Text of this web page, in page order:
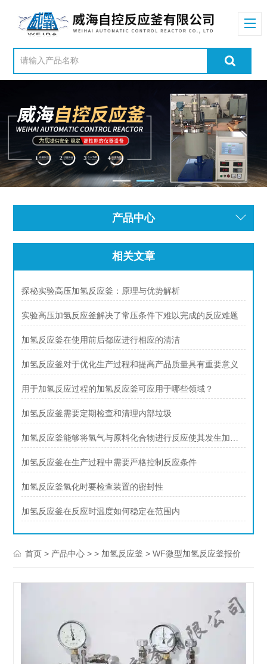
产品中心
相关文章
探秘实验高压加氢反应釜：原理与优势解析
实验高压加氢反应釜解决了常压条件下难以完成的反应难题
加氢反应釜在使用前后都应进行相应的清洁
加氢反应釜对于优化生产过程和提高产品质量具有重要意义
用于加氢反应过程的加氢反应釜可应用于哪些领域？
加氢反应釜需要定期检查和清理内部垃圾
加氢反应釜能够将氢气与原料化合物进行反应使其发生加氢反应
加氢反应釜在生产过程中需要严格控制反应条件
加氢反应釜氢化时要检查装置的密封性
加氢反应釜在反应时温度如何稳定在范围内
首页 > 产品中心 > > 加氢反应釜 > WF微型加氢反应釜报价